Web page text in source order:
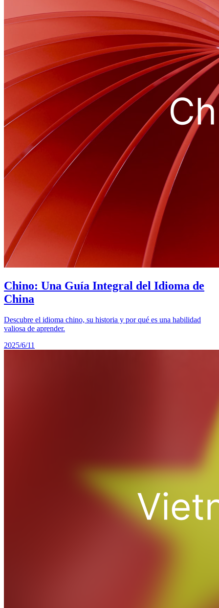
Chino: Una Guía Integral del Idioma de
China
Descubre el idioma chino, su historia y por qué es una habilidad
valiosa de aprender.
2025/6/11